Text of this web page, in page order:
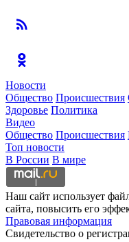
Новости
Общество Происшествия
Здоровье Политика
Видео
Общество Происшествия
Топ новости
В России В мире
Наш сайт использует
сайта, повысить его
Правовая информация
Свидетельство о